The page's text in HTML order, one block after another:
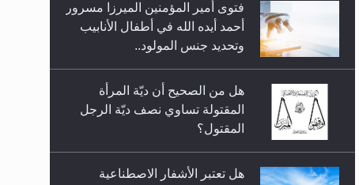
رأيٌ في لغة المسيح الموعود عليه
السلام.. 4...
فتوى أمير المؤمنين الميرزا مسرور
أحمد أيده الله في أطفال الأنابيب
وتحديد جنس المولود..
هل من الصحيح أن ديّة المرأة
المقتولة تساوي نصف ديّة الرجل
المقتول؟
هل تعتبر الأشفار الاصطناعية